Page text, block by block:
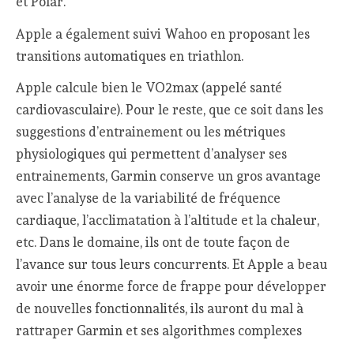
Apple a également suivi Wahoo en proposant les
transitions automatiques en triathlon.
Apple calcule bien le VO2max (appelé santé
cardiovasculaire). Pour le reste, que ce soit dans les
suggestions d’entrainement ou les métriques
physiologiques qui permettent d’analyser ses
entrainements, Garmin conserve un gros avantage
avec l’analyse de la variabilité de fréquence
cardiaque, l’acclimatation à l’altitude et la chaleur,
etc. Dans le domaine, ils ont de toute façon de
l’avance sur tous leurs concurrents. Et Apple a beau
avoir une énorme force de frappe pour développer
de nouvelles fonctionnalités, ils auront du mal à
rattraper Garmin et ses algorithmes complexes